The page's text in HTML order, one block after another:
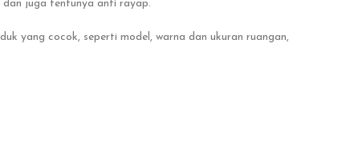
dan juga tentunya anti rayap.
yang cocok, seperti model, warna dan ukuran ruangan,